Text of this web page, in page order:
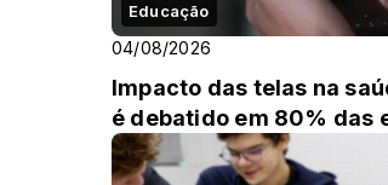
Educação
04/08/2026
Impacto das telas na
é debatido em 80% das